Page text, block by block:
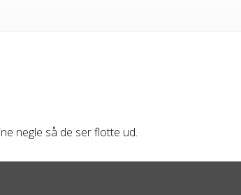
negle så de ser flotte ud.